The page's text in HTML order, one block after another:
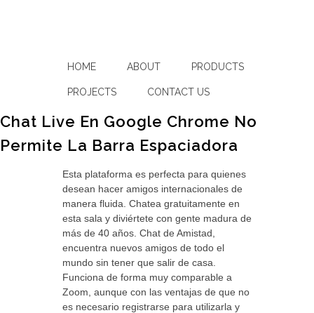
HOME ABOUT PRODUCTS
PROJECTS CONTACT US
Chat Live En Google Chrome No
Permite La Barra Espaciadora
Esta plataforma es perfecta para quienes
desean hacer amigos internacionales de
manera fluida. Chatea gratuitamente en
esta sala y diviértete con gente madura de
más de 40 años. Chat de Amistad,
encuentra nuevos amigos de todo el
mundo sin tener que salir de casa.
Funciona de forma muy comparable a
Zoom, aunque con las ventajas de que no
es necesario registrarse para utilizarla y